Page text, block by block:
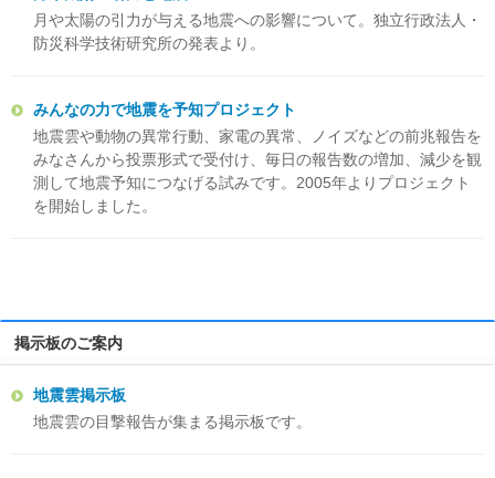
月や太陽の引力が与える地震への影響について。独立行政法人・
防災科学技術研究所の発表より。
みんなの力で地震を予知プロジェクト
地震雲や動物の異常行動、家電の異常、ノイズなどの前兆報告を
みなさんから投票形式で受付け、毎日の報告数の増加、減少を観
測して地震予知につなげる試みです。2005年よりプロジェクト
を開始しました。
掲示板のご案内
地震雲掲示板
地震雲の目撃報告が集まる掲示板です。